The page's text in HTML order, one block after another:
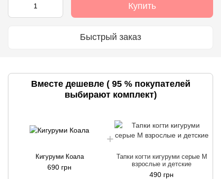
Купить
Быстрый заказ
Вместе дешевле ( 95 % покупателей
выбирают комплект)
Кигуруми Коала
690 грн
Тапки когти кигуруми серые М
взрослые и детские
490 грн